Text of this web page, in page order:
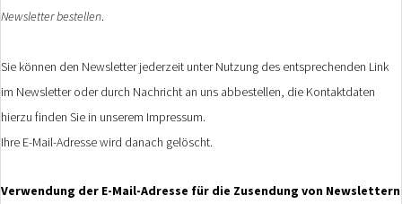
Newsletter bestellen.
Sie können den Newsletter jederzeit unter Nutzung des entsprechenden Link
im Newsletter oder durch Nachricht an uns abbestellen, die Kontaktdaten
hierzu finden Sie in unserem Impressum.
Ihre E-Mail-Adresse wird danach gelöscht.
Verwendung der E-Mail-Adresse für die Zusendung von Newslettern